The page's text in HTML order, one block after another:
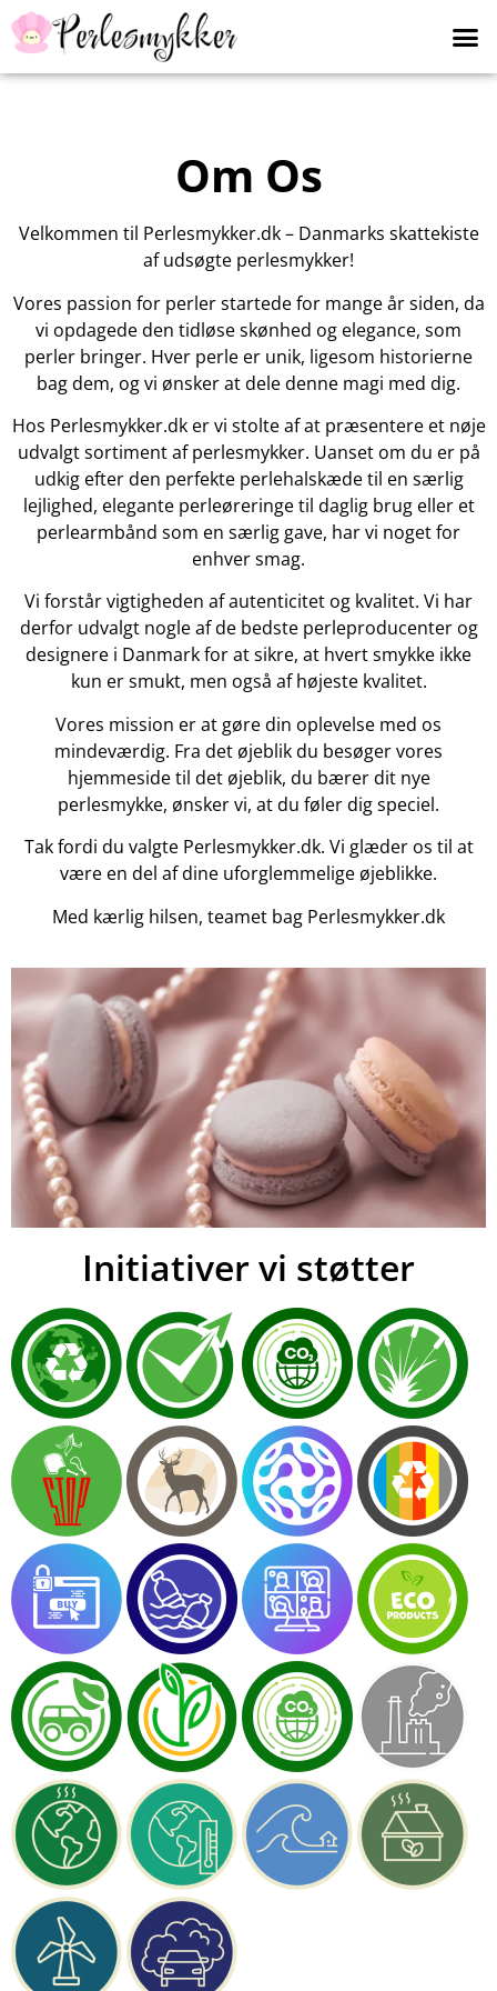
Om Os
Velkommen til Perlesmykker.dk – Danmarks skattekiste
af udsøgte perlesmykker!
Vores passion for perler startede for mange år siden, da
vi opdagede den tidløse skønhed og elegance, som
perler bringer. Hver perle er unik, ligesom historierne
bag dem, og vi ønsker at dele denne magi med dig.
Hos Perlesmykker.dk er vi stolte af at præsentere et nøje
udvalgt sortiment af perlesmykker. Uanset om du er på
udkig efter den perfekte perlehalskæde til en særlig
lejlighed, elegante perleøreringe til daglig brug eller et
perlearmbånd som en særlig gave, har vi noget for
enhver smag.
Vi forstår vigtigheden af autenticitet og kvalitet. Vi har
derfor udvalgt nogle af de bedste perleproducenter og
designere i Danmark for at sikre, at hvert smykke ikke
kun er smukt, men også af højeste kvalitet.
Vores mission er at gøre din oplevelse med os
mindeværdig. Fra det øjeblik du besøger vores
hjemmeside til det øjeblik, du bærer dit nye
perlesmykke, ønsker vi, at du føler dig speciel.
Tak fordi du valgte Perlesmykker.dk. Vi glæder os til at
være en del af dine uforglemmelige øjeblikke.
Med kærlig hilsen, teamet bag Perlesmykker.dk
Initiativer vi støtter